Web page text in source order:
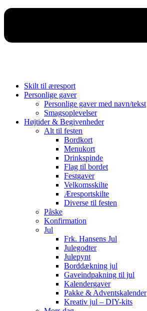
Skilt til æresport
Personlige gaver
Personlige gaver med navn/tekst
Smagsoplevelser
Højtider & Begivenheder
Alt til festen
Bordkort
Menukort
Drinkspinde
Flag til bordet
Festgaver
Velkomsskilte
Æresportskilte
Diverse til festen
Påske
Konfirmation
Jul
Frk. Hansens Jul
Julegodter
Julepynt
Borddækning jul
Gaveindpakning til jul
Kalendergaver
Pakke & Adventskalender
Kreativ jul – DIY-kits